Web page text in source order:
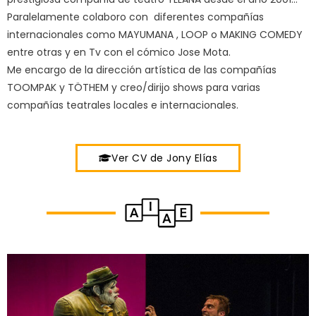
Paralelamente colaboro con diferentes compañías
internacionales como MAYUMANA , LOOP o MAKING COMEDY
entre otras y en Tv con el cómico Jose Mota.
Me encargo de la dirección artística de las compañías
TOOMPAK y TÖTHEM y creo/dirijo shows para varias
compañías teatrales locales e internacionales.
Ver CV de Jony Elías